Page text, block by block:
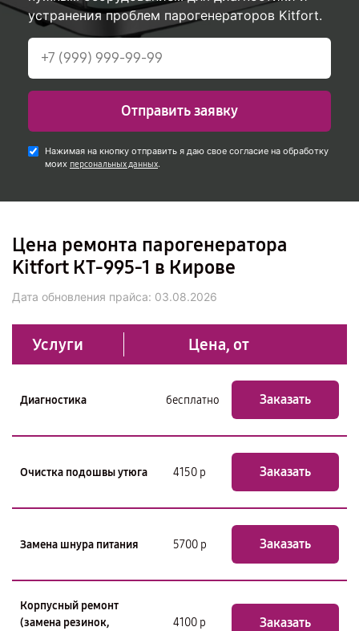
устранения проблем парогенераторов Kitfort.
Отправить заявку
Нажимая на кнопку отправить я даю свое согласие на обработку
моих персональных данных.
Цена ремонта парогенератора
Kitfort КТ-995-1 в Кирове
Дата обновления прайса: 03.08.2026
Услуги Цена, от
Диагностика бесплатно Заказать
Очистка подошвы утюга 4150 р Заказать
Замена шнура питания 5700 р Заказать
Корпусный ремонт
(замена резинок,
4100 р Заказать